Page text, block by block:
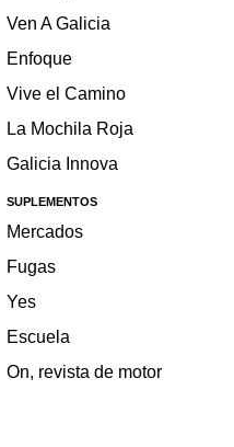
Ven A Galicia
Enfoque
Vive el Camino
La Mochila Roja
Galicia Innova
SUPLEMENTOS
Mercados
Fugas
Yes
Escuela
On, revista de motor